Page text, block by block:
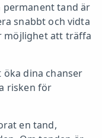
tand är
snabbt och vidta
möjlighet att träffa
dina chanser
risken för
en tand,